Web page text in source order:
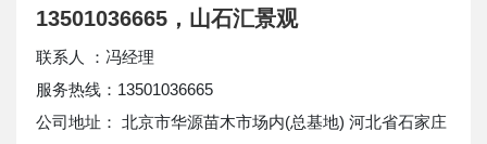
13501036665，山石汇景观
联系人 ：冯经理
服务热线：13501036665
公司地址： 北京市华源苗木市场内(总基地) 河北省石家庄